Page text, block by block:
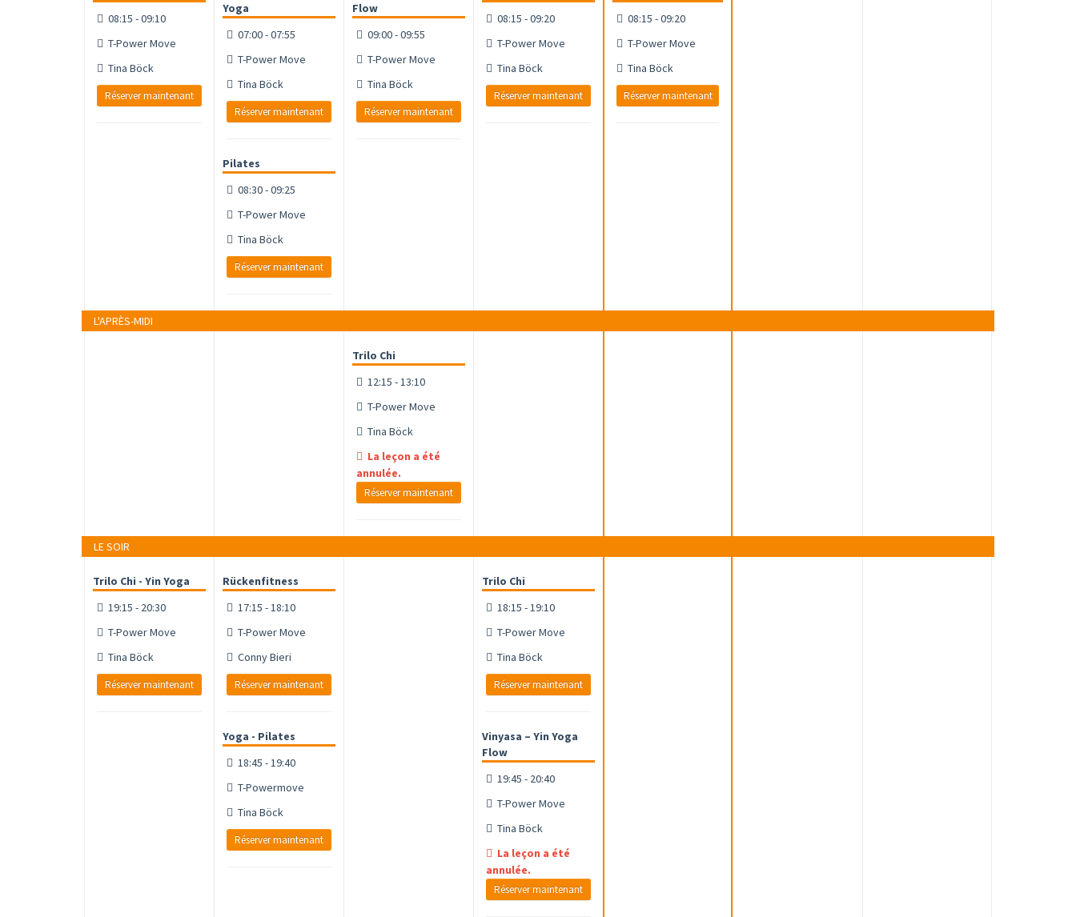
08:15 - 09:10
T-Power Move
Tina Böck
Réserver maintenant
Yoga
07:00 - 07:55
T-Power Move
Tina Böck
Réserver maintenant
Pilates
08:30 - 09:25
T-Power Move
Tina Böck
Réserver maintenant
Flow
09:00 - 09:55
T-Power Move
Tina Böck
Réserver maintenant
08:15 - 09:20
T-Power Move
Tina Böck
Réserver maintenant
08:15 - 09:20
T-Power Move
Tina Böck
Réserver maintenant
L'APRÈS-MIDI
Trilo Chi
12:15 - 13:10
T-Power Move
Tina Böck
La leçon a été
annulée.
Réserver maintenant
LE SOIR
Trilo Chi - Yin Yoga
19:15 - 20:30
T-Power Move
Tina Böck
Réserver maintenant
Rückenfitness
17:15 - 18:10
T-Power Move
Conny Bieri
Réserver maintenant
Yoga - Pilates
18:45 - 19:40
T-Powermove
Tina Böck
Réserver maintenant
Trilo Chi
18:15 - 19:10
T-Power Move
Tina Böck
Réserver maintenant
Vinyasa – Yin Yoga
Flow
19:45 - 20:40
T-Power Move
Tina Böck
La leçon a été
annulée.
Réserver maintenant